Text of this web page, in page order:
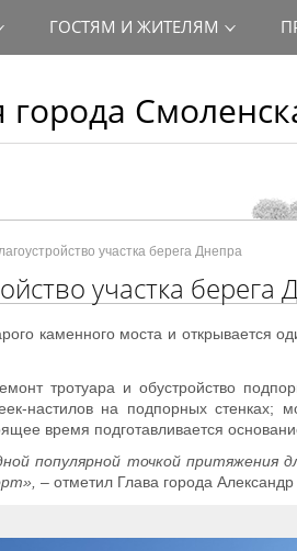
ГОСТЯМ И ЖИТЕЛЯМ
участка берега Днепра
участка берега
каменного моста и открывается
тротуара и обустройство
настилов на подпорных стенках;
время подготавливается
популярной точкой притяжения
– отметил Глава города Александр